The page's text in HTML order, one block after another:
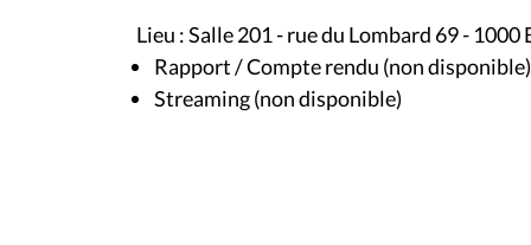
Lieu : Salle 201 - rue du Lombard 69 - 1000
Rapport / Compte rendu (non disponible)
Streaming (non disponible)